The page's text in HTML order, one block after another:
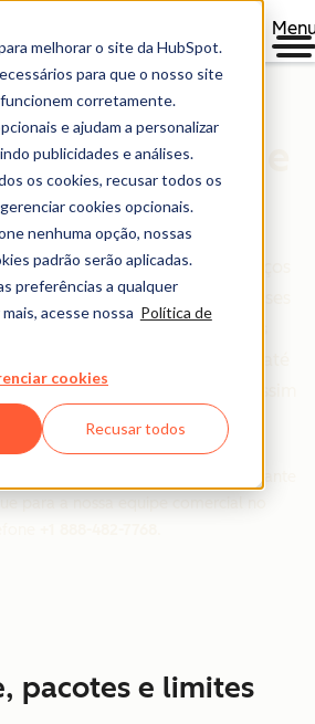
melhorar o site da HubSpot.
para que o nosso site
corretamente.
e ajudam a personalizar
publicidades e análises.
os cookies, recusar todos os
cookies opcionais.
nenhuma opção, nossas
padrão serão aplicadas.
preferências a qualquer
acesse nossa Política de
cookies
Recusar todos
de Produtos e
da HubSpot
sobre os produtos e serviços
os recursos associados a esses
clara sobre os limites
que nossos "limites" não são assim
tão limitantes.
para a nossa equipe comercial no
pacotes e limites